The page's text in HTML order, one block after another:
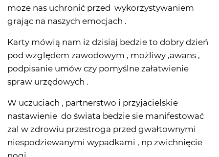
moze nas uchronić przed wykorzystywaniem
grając na naszych emocjach .
Karty mówią nam iz dzisiaj bedzie to dobry dzień
pod względem zawodowym , możliwy ,awans ,
podpisanie umów czy pomyślne załatwienie
spraw urzędowych .
W uczuciach , partnerstwo i przyjacielskie
nastawienie do świata bedzie sie manifestować
zal w zdrowiu przestroga przed gwałtownymi
niespodziewanymi wypadkami , np zwichnięcie